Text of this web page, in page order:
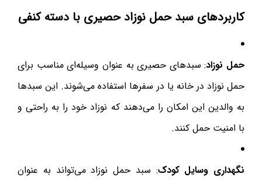
کاربردهای سبد حمل نوزاد حصیری با دسته کنفی
حمل نوزاد: سبدهای حصیری به عنوان وسیله‌ای مناسب برای
حمل نوزاد در خانه یا در سفرها استفاده می‌شوند. این سبدها
به والدین این امکان را می‌دهند که نوزاد خود را به راحتی و
با امنیت حمل کنند.
نگهداری وسایل کودک: سبد حمل نوزاد می‌تواند به عنوان